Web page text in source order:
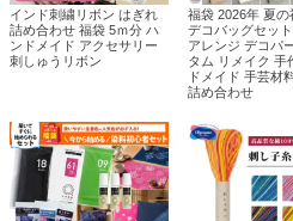
インド刺繍リボン はぎれ
詰め合わせ 福袋 5ｍ分 ハ
ンドメイド アクセサリー
刺しゅうリボン
福袋 2026年 夏の
デコバッグセッ
アレンジ デコパ
タム リメイク 手
ドメイド 手芸材
詰め合わせ